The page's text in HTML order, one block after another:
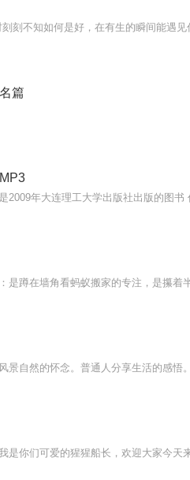
篇
景自然的怀念。普通人分享生活的感悟。